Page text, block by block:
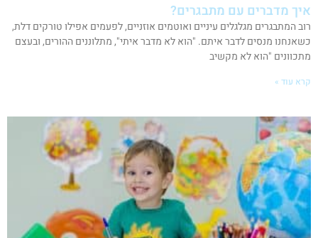
איך מדברים עם מתבגרים?
רוב המתבגרים מגלגלים עיניים ואוטמים אוזניים, לפעמים אפילו טורקים דלת,
כשאנחנו מנסים לדבר איתם. "הוא לא מדבר איתי", מתלוננים ההורים, ובעצם
מתכוונים "הוא לא מקשיב
קרא עוד »